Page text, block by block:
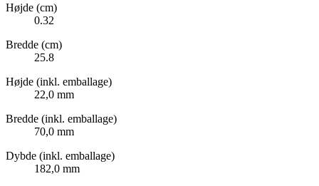
Højde (cm)
0.32
Bredde (cm)
25.8
Højde (inkl. emballage)
22,0 mm
Bredde (inkl. emballage)
70,0 mm
Dybde (inkl. emballage)
182,0 mm